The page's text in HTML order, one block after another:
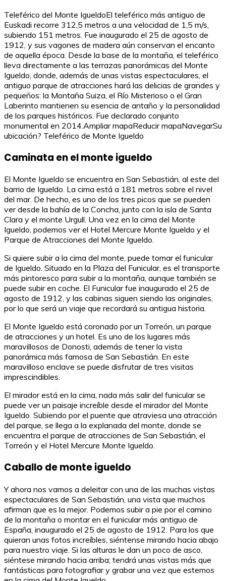
Teleférico del Monte IgueldoEl teleférico más antiguo de
Euskadi recorre 312,5 metros a una velocidad de 1,5 m/s,
subiendo 151 metros. Fue inaugurado el 25 de agosto de
1912, y sus vagones de madera aún conservan el encanto
de aquella época. Desde la base de la montaña, el teleférico
lleva directamente a las terrazas panorámicas del Monte
Igueldo, donde, además de unas vistas espectaculares, el
antiguo parque de atracciones hará las delicias de grandes y
pequeños: la Montaña Suiza, el Río Misterioso o el Gran
Laberinto mantienen su esencia de antaño y la personalidad
de los parques históricos. Fue declarado conjunto
monumental en 2014.Ampliar mapaReducir mapaNavegarSu
ubicación? Teleférico de Monte Igueldo
Caminata en el monte igueldo
El Monte Igueldo se encuentra en San Sebastián, al este del
barrio de Igueldo. La cima está a 181 metros sobre el nivel
del mar. De hecho, es uno de los tres picos que se pueden
ver desde la bahía de la Concha, junto con la isla de Santa
Clara y el monte Urgull. Una vez en la cima del Monte
Igueldo, podemos ver el Hotel Mercure Monte Igueldo y el
Parque de Atracciones del Monte Igueldo.
Si quiere subir a la cima del monte, puede tomar el funicular
de Igueldo. Situado en la Plaza del Funicular, es el transporte
más pintoresco para subir a la montaña, aunque también se
puede subir en coche. El Funicular fue inaugurado el 25 de
agosto de 1912, y las cabinas siguen siendo las originales,
por lo que será un viaje que recordará su antigua historia.
El Monte Igueldo está coronado por un Torreón, un parque
de atracciones y un hotel. Es uno de los lugares más
maravillosos de Donosti, además de tener la vista
panorámica más famosa de San Sebastián. En este
maravilloso enclave se puede disfrutar de tres visitas
imprescindibles.
El mirador está en la cima, nada más salir del funicular se
puede ver un paisaje increíble desde el mirador del Monte
Igueldo. Subiendo por el puente que atraviesa una atracción
del parque, se llega a la explanada del monte, donde se
encuentra el parque de atracciones de San Sebastián, el
Torreón y el Hotel Mercure Monte Igueldo.
Caballo de monte igueldo
Y ahora nos vamos a deleitar con una de las muchas vistas
espectaculares de San Sebastián, una vista que muchos
afirman que es la mejor. Podemos subir a pie por el camino
de la montaña o montar en el funicular más antiguo de
España, inaugurado el 25 de agosto de 1912. Para los que
quieran unas fotos increíbles, siéntense mirando hacia abajo
para nuestro viaje. Si las alturas le dan un poco de asco,
siéntese mirando hacia arriba; tendrá unas vistas más que
fantásticas para fotografiar y grabar una vez que estemos